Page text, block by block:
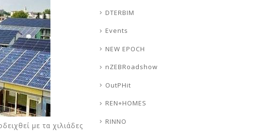
με τα χιλιάδες
DTERBIM
Events
NEW EPOCH
nZEBRoadshow
OutPHit
REN+HOMES
RINNO